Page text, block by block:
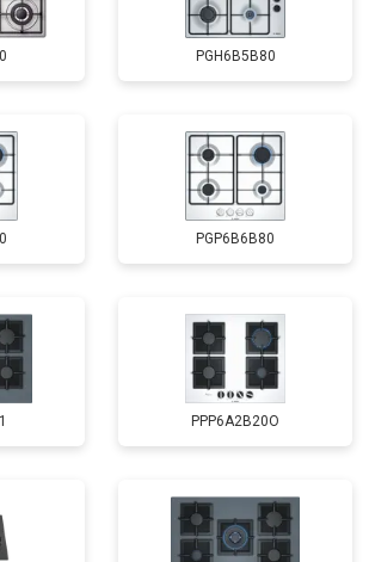
PGH6B5B80
PGP6B6B80
PPP6A2B20O